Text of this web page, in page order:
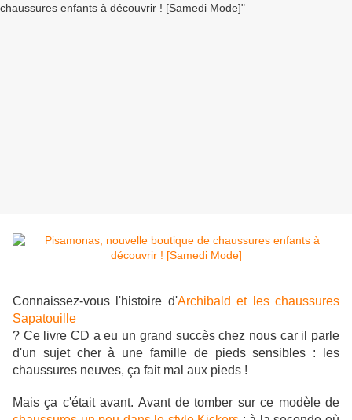
Connaissez-vous l'histoire d'Archibald et les chaussures
Sapatouille
? Ce livre CD a eu un grand succès chez nous car il parle
d'un sujet cher à une famille de pieds sensibles : les
chaussures neuves, ça fait mal aux pieds !
Mais ça c'était avant. Avant de tomber sur ce modèle de